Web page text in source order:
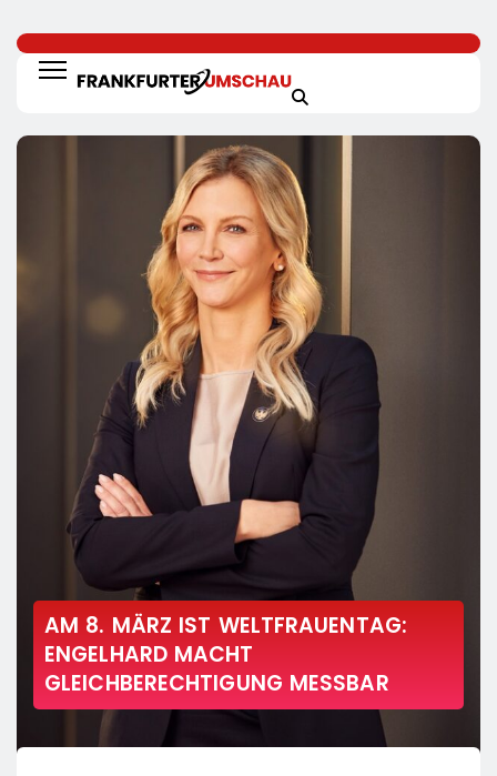
AM 8. MÄRZ IST WELTFRAUENTAG:
ENGELHARD MACHT
GLEICHBERECHTIGUNG MESSBAR